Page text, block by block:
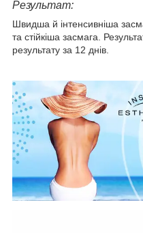
Результат:
Швидша й інтенсивніша
та стійкіша засмага.
результату за 12 днів.